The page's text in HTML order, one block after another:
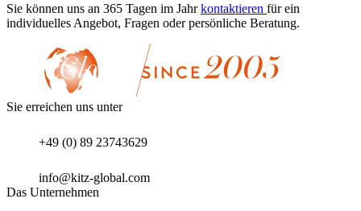
Sie können uns an 365 Tagen im Jahrkontaktieren für ein
individuelles Angebot, Fragen oder persönliche Beratung.
Sie erreichen uns unter
+49 (0) 89 23743629
info@kitz-global.com
Das Unternehmen